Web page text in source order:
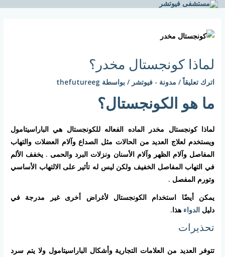
تخطي
المحتوى
لماذا كونجستال مخدر؟
اترك تعليقاً / مدونة - فيوتشر / بواسطة thefutureeg
ما هو الكونجستال؟
لماذا كونجستال مخدر الماده الفعاله للكونجستال هي الباراسيتامول
ويستخدم لعلاج العديد من الحالات مثل الصداع وآلام العضلات والتهاب
المفاصل وآلام الظهر وآلام الأسنان ونزلات البرد والحمى . يخفف الألم
في التهاب المفاصل الخفيف ولكن ليس له تأثير على الالتهاب الأساسي
وتورم المفصل .
يمكن أيضًا استخدام الكونجستال لأغراض أخرى غير مدرجة في
دليلالدواء هذا.
تحذيرات
تتوفر العديد من العلامات التجارية وأشكال الباراسيتامول ولا يتم سرد
navigation